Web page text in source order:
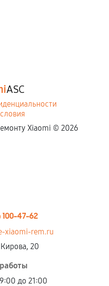
ASC
Xiaomi © 2026
100-47-62
xiaomi-rem.ru
20
до 21:00